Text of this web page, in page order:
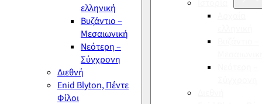
ελληνική
Βυζάντιο –
Μεσαιωνική
Νεότερη –
Σύγχρονη
Διεθνή
Enid Blyton, Πέντε
Φίλοι